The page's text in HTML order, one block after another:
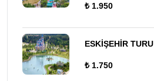
₺ 1.950
ESKİŞEHİR TURU
₺ 1.750